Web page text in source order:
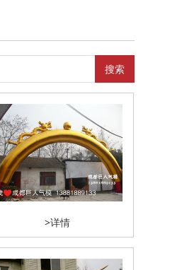
搜索
>详情